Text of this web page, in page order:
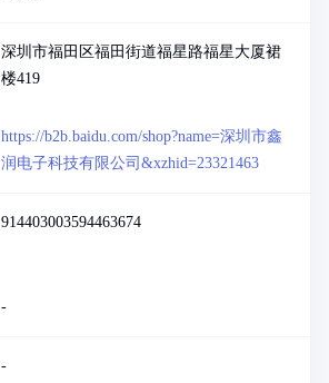
深圳市福田区福田街道福星路福星大厦裙
楼419
https://b2b.baidu.com/shop?name=深圳市鑫
润电子科技有限公司&xzhid=23321463
914403003594463674
-
-